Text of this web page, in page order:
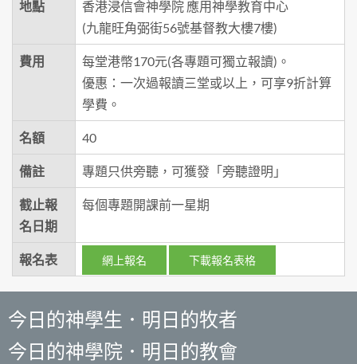
地點
香港浸信會神學院 應用神學教育中心
(九龍旺角弼街56號基督教大樓7樓)
費用
每堂港幣170元(各專題可獨立報讀)。
優惠：一次過報讀三堂或以上，可享9折計算
學費。
名額 40
備註 專題只供旁聽，可獲發「旁聽證明」
截止報
名日期
每個專題開課前一星期
報名表 網上報名 下載報名表格
今日的神學生．明日的牧者
今日的神學院．明日的教會